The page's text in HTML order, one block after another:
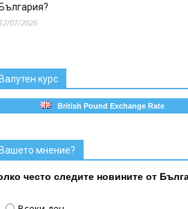
07/2026
курс
British Pound Exchange Rate
мнение?
често следите новините от